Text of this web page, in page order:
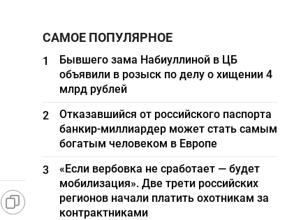
САМОЕ ПОПУЛЯРНОЕ
1
Бывшего зама Набиуллиной в ЦБ
объявили в розыск по делу о хищении 4
млрд рублей
2
Отказавшийся от российского паспорта
банкир-миллиардер может стать самым
богатым человеком в Европе
3
«Если вербовка не сработает — будет
мобилизация». Две трети российских
регионов начали платить охотникам за
контрактниками